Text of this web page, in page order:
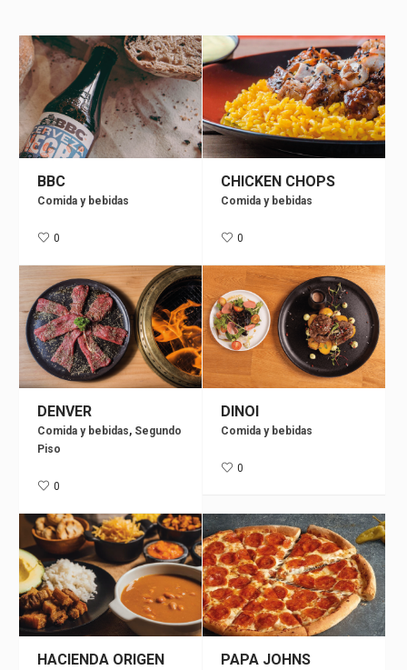
BBC
Comida y bebidas
0
CHICKEN CHOPS
Comida y bebidas
0
DENVER
Comida y bebidas, Segundo
Piso
0
DINOI
Comida y bebidas
0
HACIENDA ORIGEN PAPA JOHNS